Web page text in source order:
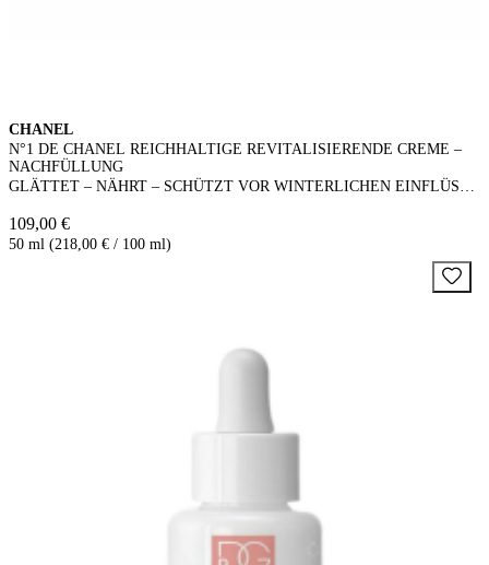
CHANEL
N°1 DE CHANEL REICHHALTIGE REVITALISIERENDE CREME –
NACHFÜLLUNG
109,00 €
50 ml (218,00 € / 100 ml)